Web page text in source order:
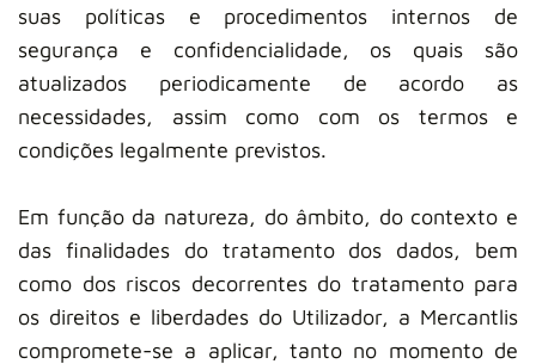
suas políticas e procedimentos internos de
segurança e confidencialidade, os quais são
atualizados periodicamente de acordo as
necessidades, assim como com os termos e
condições legalmente previstos.
Em função da natureza, do âmbito, do contexto e
das finalidades do tratamento dos dados, bem
como dos riscos decorrentes do tratamento para
os direitos e liberdades do Utilizador, a Mercantlis
compromete-se a aplicar, tanto no momento de